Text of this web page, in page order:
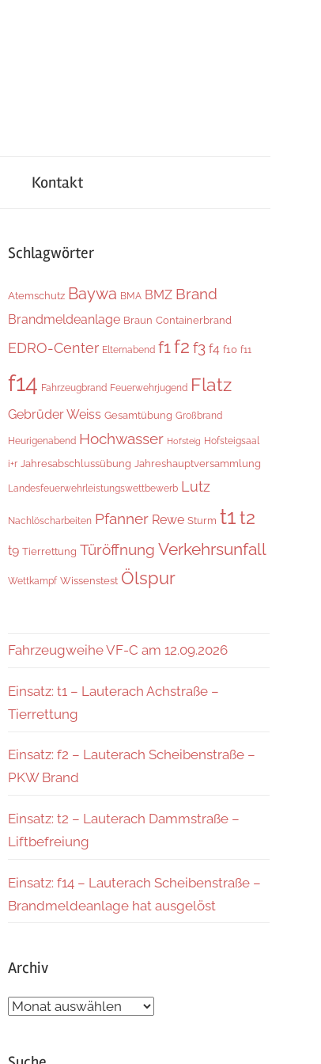
Kontakt
Schlagwörter
Atemschutz Baywa BMA BMZ Brand
Brandmeldeanlage Braun Containerbrand
EDRO-Center Elternabend f1f2 f3 f4 f10 f11
f14 Fahrzeugbrand Feuerwehrjugend Flatz
Gebrüder Weiss Gesamtübung Großbrand
Heurigenabend Hochwasser Hofsteig Hofsteigsaal
i+r Jahresabschlussübung Jahreshauptversammlung
Landesfeuerwehrleistungswettbewerb Lutz
Nachlöscharbeiten Pfanner Rewe Sturm t1t2
t9 Tierrettung Türöffnung Verkehrsunfall
Wettkampf Wissenstest Ölspur
Fahrzeugweihe VF-C am 12.09.2026
Einsatz: t1 – Lauterach Achstraße –
Tierrettung
Einsatz: f2 – Lauterach Scheibenstraße –
PKW Brand
Einsatz: t2 – Lauterach Dammstraße –
Liftbefreiung
Einsatz: f14 – Lauterach Scheibenstraße –
Brandmeldeanlage hat ausgelöst
Archiv
Archiv